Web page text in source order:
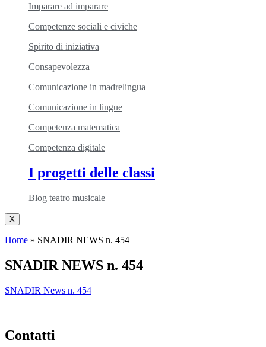
Imparare ad imparare
Competenze sociali e civiche
Spirito di iniziativa
Consapevolezza
Comunicazione in madrelingua
Comunicazione in lingue
Competenza matematica
Competenza digitale
I progetti delle classi
Blog teatro musicale
X
Home » SNADIR NEWS n. 454
SNADIR NEWS n. 454
SNADIR News n. 454
Contatti